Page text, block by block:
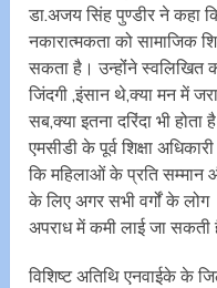
डा.अजय सिंह पुण्डीर ने कहा
नकारात्मकता को सामाजिक
सकता है। उन्होंंने स्वलिखित
जिंदगी ,इंसान थे,क्या मन में
सब,क्या इतना दरिंदा भी
एमसीडी के पूर्व शिक्षा
कि महिलाओं के प्रति सम्मान
के लिए अगर सभी वर्गों के लोग
अपराध में कमी लाई जा सकती
विशिष्ट अतिथि एनवाईके के